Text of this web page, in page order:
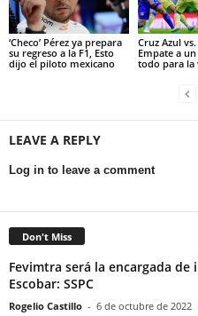
‘Checo’ Pérez ya prepara
su regreso a la F1, Esto
dijo el piloto mexicano
Cruz Azul
Empate a
todo para la
LEAVE A REPLY
Log in to leave a comment
Don't Miss
Fevimtra será la encargada de
Escobar: SSPC
Rogelio Castillo - 6 de octubre de 2022